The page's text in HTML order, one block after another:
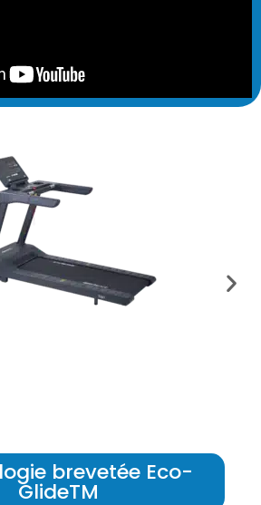
brevetée Eco-
GlideTM